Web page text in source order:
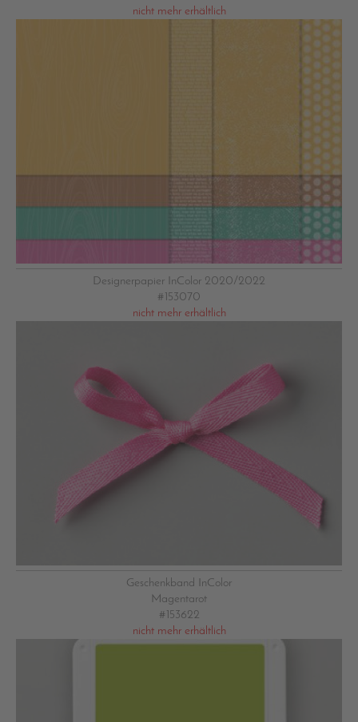
nicht mehr erhältlich
Designerpapier InColor 2020/2022
#153070
nicht mehr erhältlich
Geschenkband InColor
Magentarot
#153622
nicht mehr erhältlich